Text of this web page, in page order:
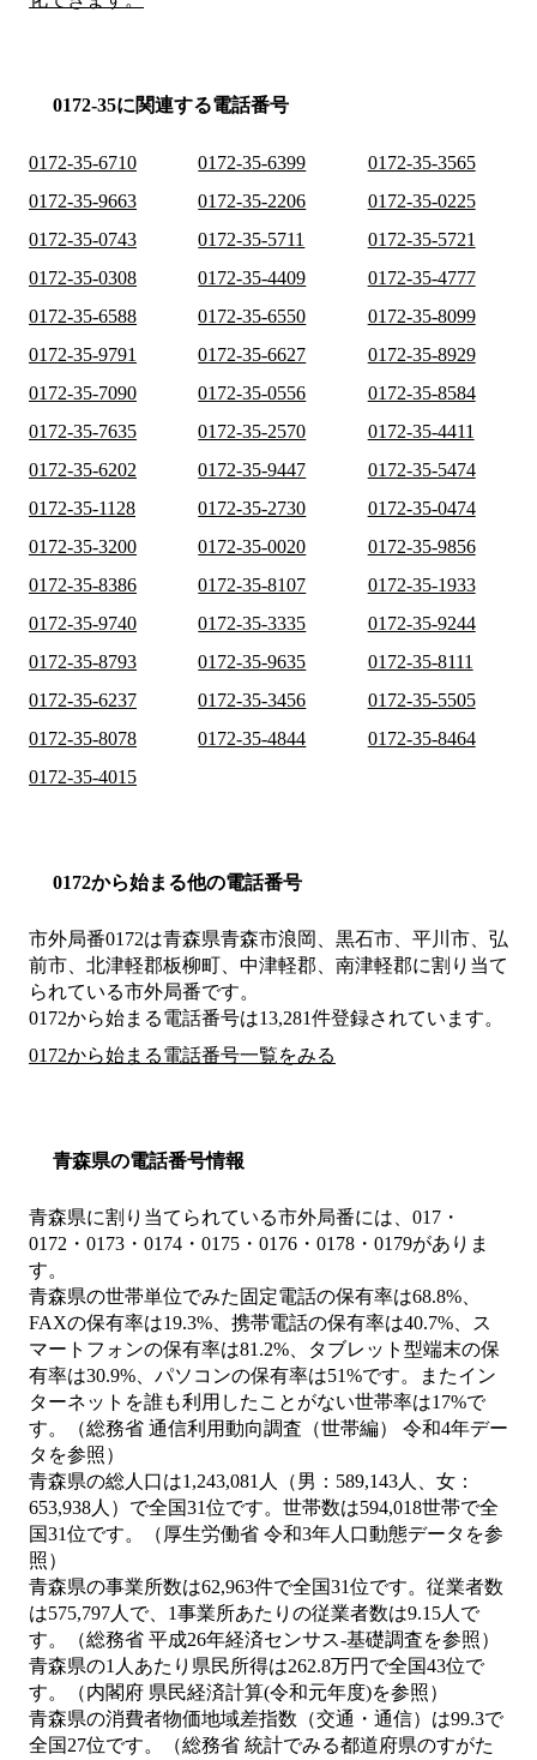
0172-35に関連する電話番号
0172-35-6710 0172-35-6399
0172-35-3565
0172-35-9663
0172-35-2206
0172-35-0225
0172-35-0743
0172-35-5711
0172-35-5721
0172-35-0308
0172-35-4409
0172-35-4777
0172-35-6588
0172-35-6550
0172-35-8099
0172-35-9791
0172-35-6627
0172-35-8929
0172-35-7090
0172-35-0556
0172-35-8584
0172-35-7635
0172-35-2570
0172-35-4411
0172-35-6202
0172-35-9447
0172-35-5474
0172-35-1128
0172-35-2730
0172-35-0474
0172-35-3200
0172-35-0020
0172-35-9856
0172-35-8386
0172-35-8107
0172-35-1933
0172-35-9740
0172-35-3335
0172-35-9244
0172-35-8793
0172-35-9635
0172-35-8111
0172-35-6237
0172-35-3456
0172-35-5505
0172-35-8078
0172-35-4844
0172-35-8464
0172-35-4015
0172から始まる他の電話番号
市外局番0172は青森県青森市浪岡、黒石市、平川市、弘
前市、北津軽郡板柳町、中津軽郡、南津軽郡に割り当て
られている市外局番です。
0172から始まる電話番号は13,281件登録されています。
0172から始まる電話番号一覧をみる
青森県の電話番号情報
青森県に割り当てられている市外局番には、017・
0172・0173・0174・0175・0176・0178・0179がありま
す。
青森県の世帯単位でみた固定電話の保有率は68.8%、
FAXの保有率は19.3%、携帯電話の保有率は40.7%、ス
マートフォンの保有率は81.2%、タブレット型端末の保
有率は30.9%、パソコンの保有率は51%です。またイン
ターネットを誰も利用したことがない世帯率は17%で
す。（総務省 通信利用動向調査（世帯編） 令和4年デー
タを参照）
青森県の総人口は1,243,081人（男：589,143人、女：
653,938人）で全国31位です。世帯数は594,018世帯で全
国31位です。（厚生労働省 令和3年人口動態データを参
照）
青森県の事業所数は62,963件で全国31位です。従業者数
は575,797人で、1事業所あたりの従業者数は9.15人で
す。（総務省 平成26年経済センサス‐基礎調査を参照）
青森県の1人あたり県民所得は262.8万円で全国43位で
す。（内閣府 県民経済計算(令和元年度)を参照）
青森県の消費者物価地域差指数（交通・通信）は99.3で
全国27位です。（総務省 統計でみる都道府県のすがた